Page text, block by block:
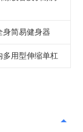
身简易健身器
多用型伸缩单杠